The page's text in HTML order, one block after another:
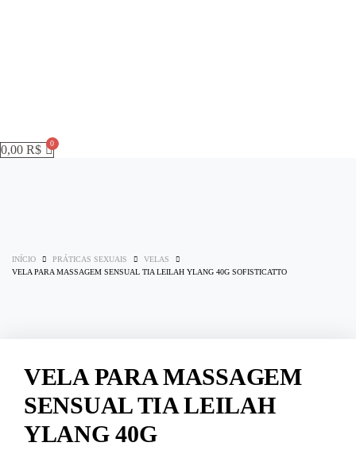
0,00 R$
INÍCIO PRÁTICAS SEXUAIS
VELAS
VELA PARA MASSAGEM SENSUAL TIA LEILAH YLANG 40G SOFISTICATTO
VELA PARA MASSAGEM
SENSUAL TIA LEILAH
YLANG 40G